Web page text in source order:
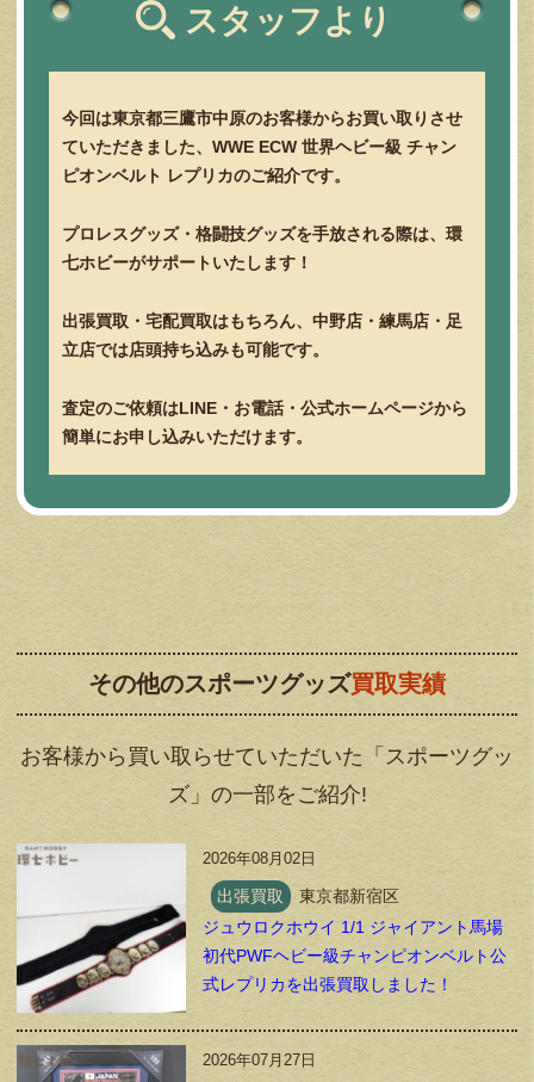
スタッフより
今回は東京都三鷹市中原のお客様からお買い取りさせ
ていただきました、WWE ECW 世界ヘビー級 チャン
ピオンベルト レプリカのご紹介です。
プロレスグッズ・格闘技グッズを手放される際は、環
七ホビーがサポートいたします！
出張買取・宅配買取はもちろん、中野店・練馬店・足
立店では店頭持ち込みも可能です。
査定のご依頼はLINE・お電話・公式ホームページから
簡単にお申し込みいただけます。
その他のスポーツグッズ買取実績
お客様から買い取らせていただいた「スポーツグッ
ズ」の一部をご紹介!
2026年08月02日
出張買取
東京都新宿区
ジュウロクホウイ 1/1 ジャイアント馬場
初代PWFヘビー級チャンピオンベルト公
式レプリカを出張買取しました！
2026年07月27日